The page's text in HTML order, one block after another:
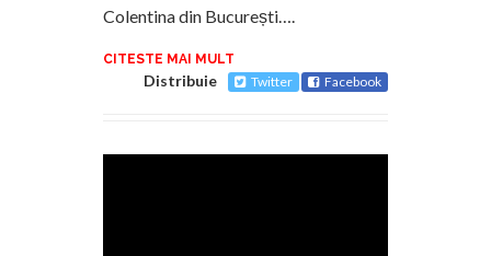
Colentina din București….
CITESTE MAI MULT
Distribuie Twitter Facebook